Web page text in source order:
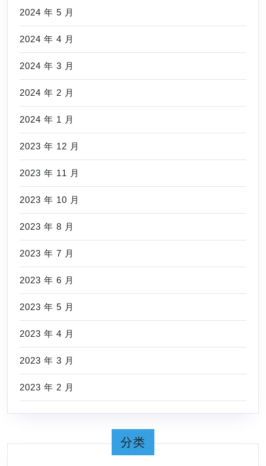
2024 年 5 月
2024 年 4 月
2024 年 3 月
2024 年 2 月
2024 年 1 月
2023 年 12 月
2023 年 11 月
2023 年 10 月
2023 年 8 月
2023 年 7 月
2023 年 6 月
2023 年 5 月
2023 年 4 月
2023 年 3 月
2023 年 2 月
分类